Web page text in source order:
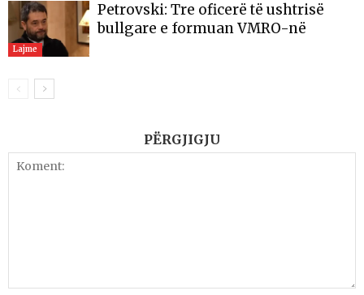
Lajme
Petrovski: Tre oficerë të ushtrisë
bullgare e formuan VMRO-në
PËRGJIGJU